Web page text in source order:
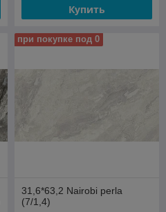
Купить
при покупке под 0
31,6*63,2 Nairobi perla
(7/1,4)